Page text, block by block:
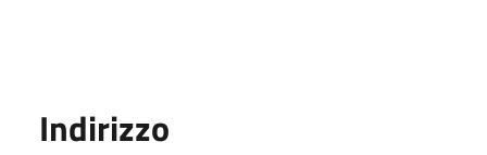
Indirizzo